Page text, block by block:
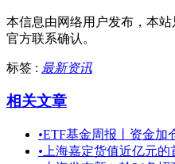
本信息由网络用户发布， 本站
官方联系确认。
标签 : 最新资讯
相关文章
•ETF基金周报丨资金加
• 上海嘉定货值近亿元